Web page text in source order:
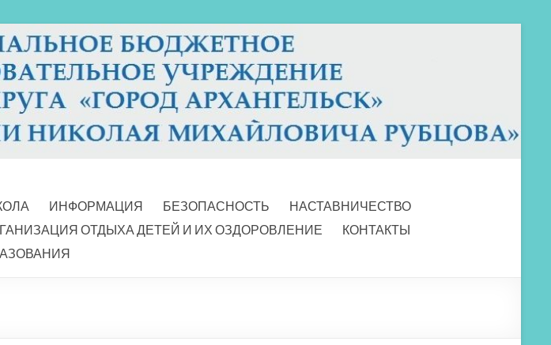
ИНФОРМАЦИЯ БЕЗОПАСНОСТЬ
НАСТАВНИЧЕСТВО
ОТДЫХА ДЕТЕЙ И ИХ ОЗДОРОВЛЕНИЕ
КОНТАКТЫ